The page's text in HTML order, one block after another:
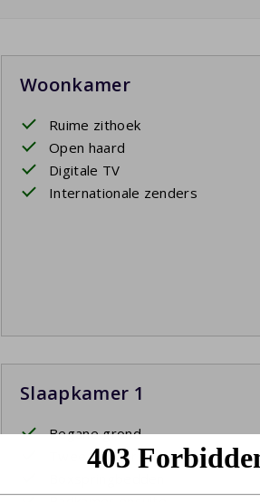
Woonkamer
Ruime zithoek
Open haard
Digitale TV
Internationale zenders
Slaapkamer 1
Begane grond
Twee eenpersoonsbedden